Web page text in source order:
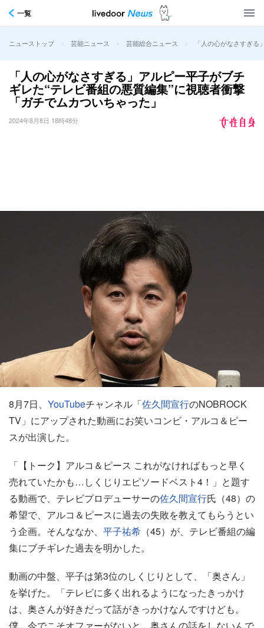
一覧
ニューストップ > 芸能ニュース > 芸能総合ニュース > 「人の心がなさすぎ
「人の心がなさすぎる」アルピー平子がブチ
ギレた“テレビ番組の悪質編集”に視聴者衝撃
「ガチでムカついちゃった」
2024年8月8日 18時48分
8月7日、 YouTubeチャンネル「佐久間宣行のNOBROCK
TV」にアップされた動画にお笑いコンビ・アルコ＆ピー
スが出演した。
「【トーク】アルコ＆ピース これがなければもっと早く
売れていたかも…しくじりエピソードベスト4！」と題す
る動画で、テレビプロデューサーの佐久間宣行氏（48）の
希望で、アルコ＆ピースに過去の失敗を教えてもらうとい
う企画。そんななか、 平子祐希 （45）が、テレビ番組の編
集にブチギレた過去を明かした。
動画の中盤、平子は第3位のしくじりとして、「奥さん」
を挙げた。「テレビに多く出れるようになったきっかけ
は、奥さんが好きだって話がきっかけなんですけども。
僕、今でこそオファーがないと、奥さんの話をしないんで